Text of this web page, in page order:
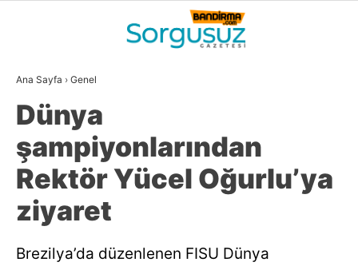
20.7
BALIKESIR
GALERİ
DÜNYA
EKONOMİ
SPOR
Ana Sayfa › Genel
Dünya
şampiyonlarından
Rektör Yücel Oğurlu’ya
ziyaret
Brezilya’da düzenlenen FISU Dünya